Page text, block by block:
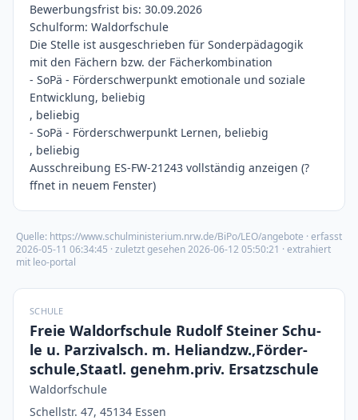
Bewerbungsfrist bis: 30.09.2026
Schulform: Waldorfschule
Die Stelle ist ausgeschrieben für Sonderpädagogik
mit den Fächern bzw. der Fächerkombination
- SoPä - Förderschwerpunkt emotionale und soziale
Entwicklung, beliebig
, beliebig
- SoPä - Förderschwerpunkt Lernen, beliebig
, beliebig
Ausschreibung ES-FW-21243 vollständig anzeigen (?
ffnet in neuem Fenster)
Quelle: https://www.schulministerium.nrw.de/BiPo/LEO/angebote · erfasst
2026-05-11 06:34:45 · zuletzt gesehen2026-06-12 05:50:21 · extrahiert
mit leo-portal
SCHULE
Freie Waldorfschule Rudolf Steiner Schu-
le u. Parzivalsch. m. Heliandzw.,Förder-
schule,Staatl. genehm.priv. Ersatzschule
Waldorfschule
Schellstr. 47, 45134 Essen